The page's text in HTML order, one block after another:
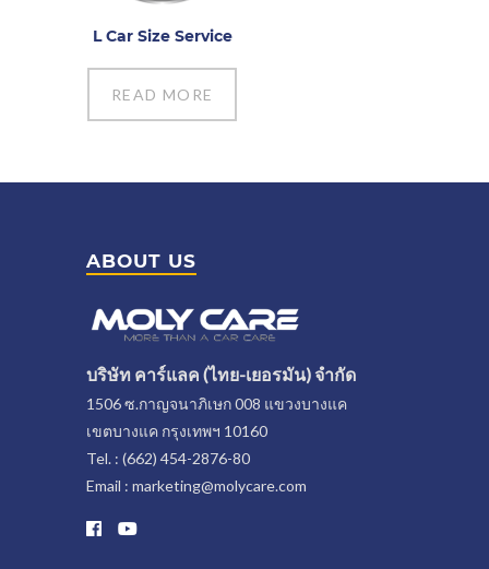
L Car Size Service
READ MORE
ABOUT US
บริษัท คาร์แลค (ไทย-เยอรมัน) จำกัด
1506 ซ.กาญจนาภิเษก 008 แขวงบางแค
เขตบางแค กรุงเทพฯ 10160
Tel. : (662) 454-2876-80
Email : marketing@molycare.com